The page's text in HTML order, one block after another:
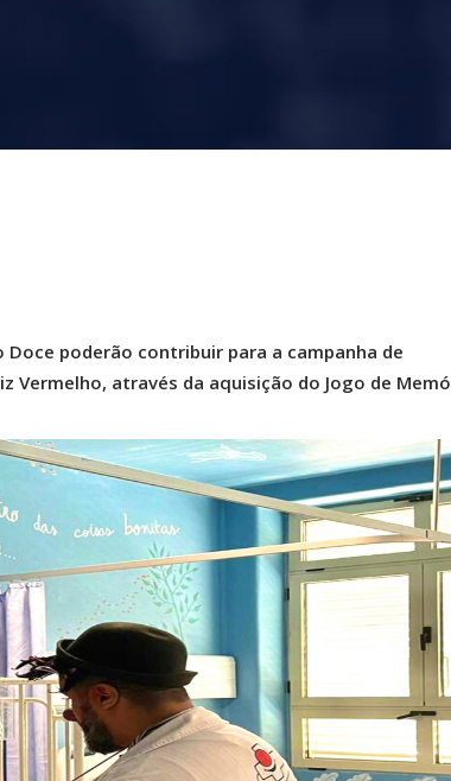
poderão contribuir para a campanha de
Vermelho, através da aquisição do Jogo de